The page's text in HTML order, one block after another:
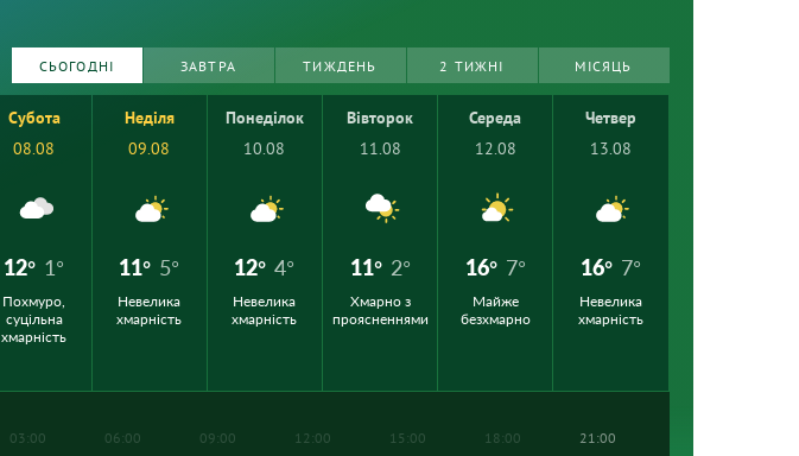
СЬОГОДНІ ЗАВТРА ТИЖДЕНЬ 2 ТИЖНІ МІСЯЦЬ
Субота
08.08
12° 1°
Похмуро,
суцільна
хмарність
Неділя
09.08
11° 5°
Невелика
хмарність
Понеділок
10.08
12° 4°
Невелика
хмарність
Вівторок
11.08
11° 2°
Хмарно з
проясненнями
Середа
12.08
16° 7°
Майже
безхмарно
Четвер
13.08
16° 7°
Невелика
хмарність
03:00 06:00 09:00 12:00 15:00 18:00 21:00